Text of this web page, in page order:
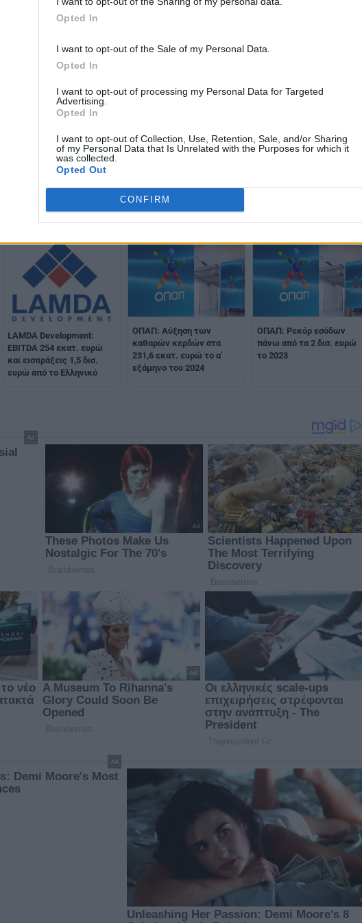
Opted In
I want to opt-out of the Sale of my Personal Data.
Opted In
I want to opt-out of processing my Personal Data for Targeted
Advertising.
Opted In
I want to opt-out of Collection, Use, Retention, Sale, and/or Sharing
of my Personal Data that Is Unrelated with the Purposes for which it
was collected.
Opted Out
CONFIRM
Euronext Athens:
Διπλασιασμός της
καθαρής κερδοφορίας το
προσαρμοσμένου EBITDA
LAMDA Development:
EBITDA 254 εκατ. ευρώ
και εισπράξεις 1,5 δισ.
ευρώ από το Ελληνικό
ΟΠΑΠ: Αύξηση των
καθαρών κερδών στα
231,6 εκατ. ευρώ το α’
εξάμηνο του 2024
ΟΠΑΠ: Ρεκόρ εσόδων
πάνω από τα 2 δισ. ευρώ
το 2023